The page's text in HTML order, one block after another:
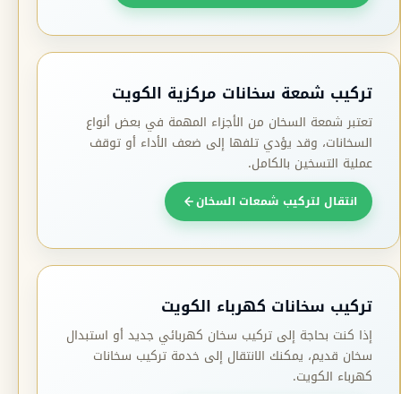
تركيب شمعة سخانات مركزية الكويت
تعتبر شمعة السخان من الأجزاء المهمة في بعض أنواع
السخانات، وقد يؤدي تلفها إلى ضعف الأداء أو توقف
عملية التسخين بالكامل.
انتقال لتركيب شمعات السخان
تركيب سخانات كهرباء الكويت
إذا كنت بحاجة إلى تركيب سخان كهربائي جديد أو استبدال
سخان قديم، يمكنك الانتقال إلى خدمة تركيب سخانات
كهرباء الكويت.